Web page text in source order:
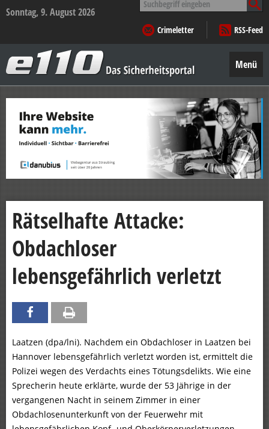
Sonntag, 9. August 2026
nach:
Crimeletter
RSS-Feed
–
Das
Sicherheitsportal
Menü
Zum
Inhalt
springen
Rätselhafte Attacke:
Obdachloser
lebensgefährlich verletzt
Laatzen (dpa/lni). Nachdem ein Obdachloser in Laatzen bei
Hannover lebensgefährlich verletzt worden ist, ermittelt die
Polizei wegen des Verdachts eines Tötungsdelikts. Wie eine
Sprecherin heute erklärte, wurde der 53 Jährige in der
vergangenen Nacht in seinem Zimmer in einer
Obdachlosenunterkunft von der Feuerwehr mit